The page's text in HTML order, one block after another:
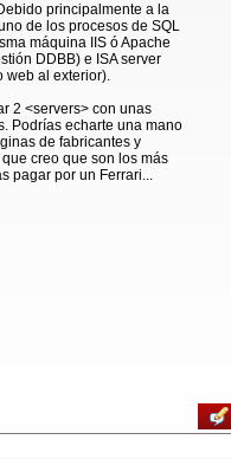
principalmente a la
de los procesos de SQL
máquina IIS ó Apache
DDBB) e ISA server
web al exterior).
2 <servers> con unas
Podrías echarte una mano
de fabricantes y
creo que son los más
pagar por un Ferrari...